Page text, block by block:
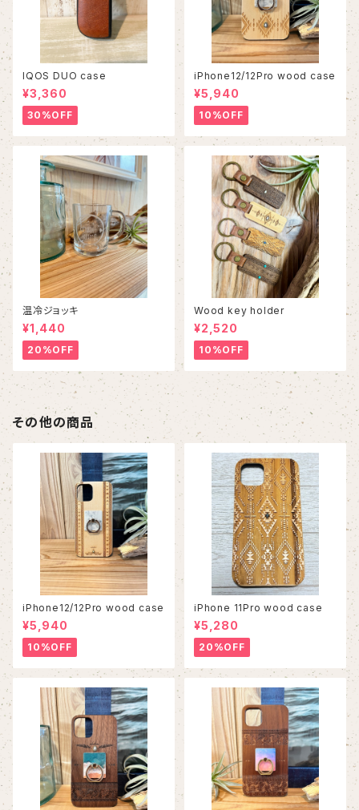
IQOS DUO case
¥3,360
30%OFF
iPhone12/12Pro wood case
¥5,940
10%OFF
温冷ジョッキ
¥1,440
20%OFF
Wood key holder
¥2,520
10%OFF
その他の商品
iPhone12/12Pro wood case
¥5,940
10%OFF
iPhone 11Pro wood case
¥5,280
20%OFF